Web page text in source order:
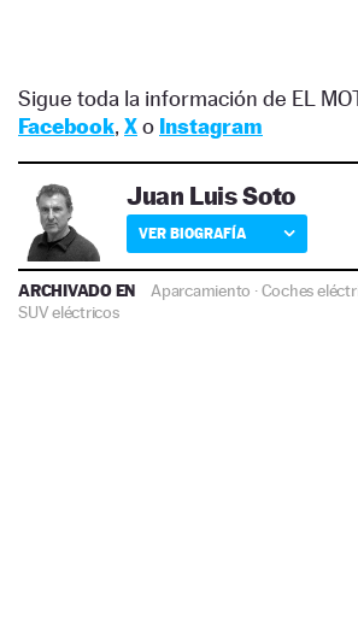
Sigue toda la información de EL
Facebook, Xo Instagram
Juan Luis Soto
VER BIOGRAFÍA
ARCHIVADO EN Aparcamiento ·Coches
SUV eléctricos